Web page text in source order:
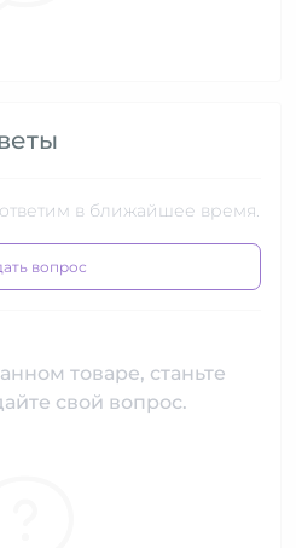
в ближайшее время.
вопрос
товаре, станьте
свой вопрос.